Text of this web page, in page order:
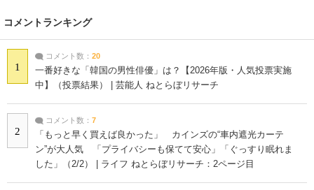
コメントランキング
1
コメント数： 20
一番好きな「韓国の男性俳優」は？【2026年版・人気投票実施
中】（投票結果） | 芸能人 ねとらぼリサーチ
2
コメント数： 7
「もっと早く買えば良かった」 カインズの“車内遮光カーテ
ン”が大人気 「プライバシーも保てて安心」「ぐっすり眠れま
した」（2/2） | ライフ ねとらぼリサーチ：2ページ目